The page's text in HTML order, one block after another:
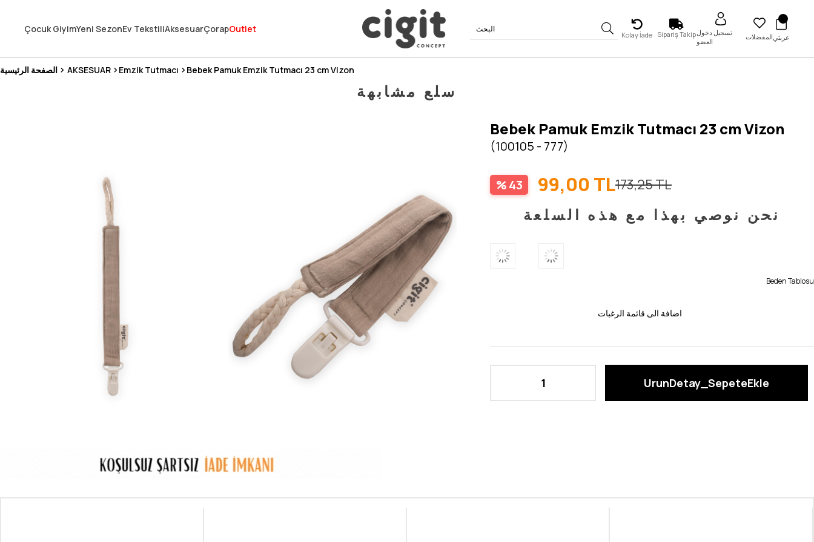
300₺ ve Üzeri Alışverişlerde Kargo Ücretsiz !
Koşulsuz Şartsız İade İmkanı
Çocuk GiyimYeni SezonEv TekstiliAksesuarÇorapOutlet
Kolay İade Sipariş Takipتسجيل دخول
العضو
المفضلاتعربتي
الصفحة الرئيسية AKSESUAR Emzik Tutmacı Bebek Pamuk Emzik Tutmacı 23 cm Vizon
سلع مشابهة
Bebek Pamuk Emzik Tutmacı 23 cm Vizon
(100105 - 777)
43 173,25 TL
99,00 TL
نحن نوصي بهذا مع هذه السلعة
Beden Tablosu
اضافة الى قائمة الرغبات